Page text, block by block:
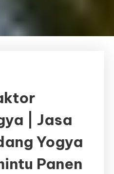
| Jasa
Yogya
Panen